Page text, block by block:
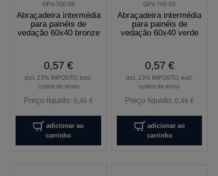
GPV-700-05
Abraçadeira intermédia
para painéis de
vedação 60x40 bronze
0,57 €
incl. 23% IMPOSTO, excl.
custos de envio
Preço líquido:0,46 €
adicionar ao
carrinho
GPV-700-03
Abraçadeira intermédia
para painéis de
vedação 60x40 verde
0,57 €
incl. 23% IMPOSTO, excl.
custos de envio
Preço líquido: 0,46 €
adicionar ao
carrinho